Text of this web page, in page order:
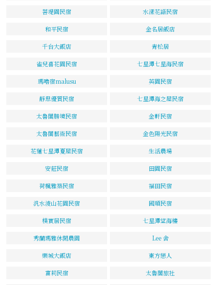
菩堤園民宿 水漾花語民宿
和平民宿 金名居飯店
千台大飯店 青松居
雀兒喜花園民宿 七星潭七星海民宿
瑪嚕宿malusu 英園民宿
靜思優質民宿 七星潭海之屋民宿
太魯閣勝境民宿 金軒民宿
太魯閣藝術民宿 金色陽光民宿
花蓮七星潭夏屋民宿 生活農場
安莊民宿 田園民宿
荷楓雅築民宿 福田民宿
汎水淩山花園民宿 國順民宿
樸實居民宿 七星潭望海樓
秀蘭瑪雅休閒農園 Lee 舍
樂城大飯店 東方戀人
富莉民宿 太魯閣旅社